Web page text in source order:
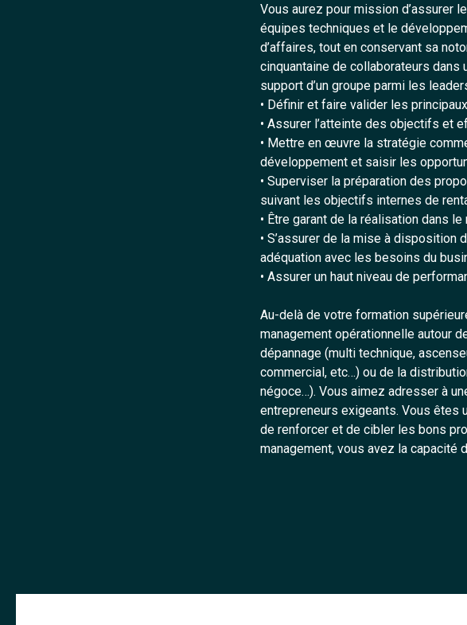
Vous aurez pour mission d’assurer
équipes techniques et le
d’affaires, tout en conservant sa
cinquantaine de collaborateurs
support d’un groupe parmi les
• Définir et faire valider les
• Assurer l’atteinte des objectifs et
• Mettre en œuvre la stratégie
développement et saisir les
• Superviser la préparation des
suivant les objectifs internes de
• Être garant de la réalisation dans
• S’assurer de la mise à
adéquation avec les besoins du
• Assurer un haut niveau de
Au-delà de votre formation
management opérationnelle autour
dépannage (multi technique,
commercial, etc…) ou de la
négoce…). Vous aimez adresser à
entrepreneurs exigeants. Vous êtes
de renforcer et de cibler les bons
management, vous avez la capacité